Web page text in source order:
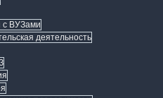
с ВУЗами
деятельность